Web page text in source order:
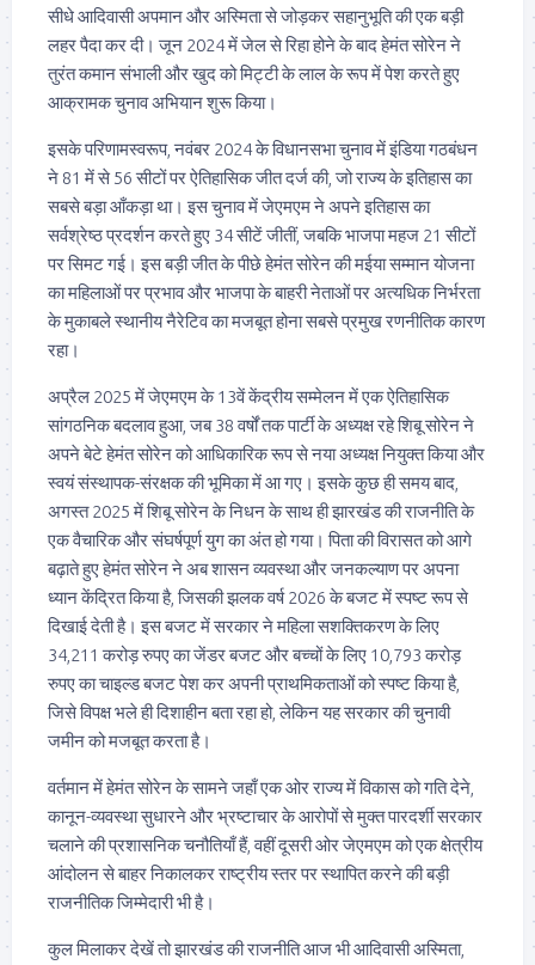
सीधे आदिवासी अपमान और अस्मिता से जोड़कर सहानुभूति की एक बड़ी
लहर पैदा कर दी। जून 2024 में जेल से रिहा होने के बाद हेमंत सोरेन ने
तुरंत कमान संभाली और खुद को मिट्टी के लाल के रूप में पेश करते हुए
आक्रामक चुनाव अभियान शुरू किया।
इसके परिणामस्वरूप, नवंबर 2024 के विधानसभा चुनाव में इंडिया गठबंधन
ने 81 में से 56 सीटों पर ऐतिहासिक जीत दर्ज की, जो राज्य के इतिहास का
सबसे बड़ा आँकड़ा था। इस चुनाव में जेएमएम ने अपने इतिहास का
सर्वश्रेष्ठ प्रदर्शन करते हुए 34 सीटें जीतीं, जबकि भाजपा महज 21 सीटों
पर सिमट गई। इस बड़ी जीत के पीछे हेमंत सोरेन की मईया सम्मान योजना
का महिलाओं पर प्रभाव और भाजपा के बाहरी नेताओं पर अत्यधिक निर्भरता
के मुकाबले स्थानीय नैरेटिव का मजबूत होना सबसे प्रमुख रणनीतिक कारण
रहा।
अप्रैल 2025 में जेएमएम के 13वें केंद्रीय सम्मेलन में एक ऐतिहासिक
सांगठनिक बदलाव हुआ, जब 38 वर्षों तक पार्टी के अध्यक्ष रहे शिबू सोरेन ने
अपने बेटे हेमंत सोरेन को आधिकारिक रूप से नया अध्यक्ष नियुक्त किया और
स्वयं संस्थापक-संरक्षक की भूमिका में आ गए। इसके कुछ ही समय बाद,
अगस्त 2025 में शिबू सोरेन के निधन के साथ ही झारखंड की राजनीति के
एक वैचारिक और संघर्षपूर्ण युग का अंत हो गया। पिता की विरासत को आगे
बढ़ाते हुए हेमंत सोरेन ने अब शासन व्यवस्था और जनकल्याण पर अपना
ध्यान केंद्रित किया है, जिसकी झलक वर्ष 2026 के बजट में स्पष्ट रूप से
दिखाई देती है। इस बजट में सरकार ने महिला सशक्तिकरण के लिए
34,211 करोड़ रुपए का जेंडर बजट और बच्चों के लिए 10,793 करोड़
रुपए का चाइल्ड बजट पेश कर अपनी प्राथमिकताओं को स्पष्ट किया है,
जिसे विपक्ष भले ही दिशाहीन बता रहा हो, लेकिन यह सरकार की चुनावी
जमीन को मजबूत करता है।
वर्तमान में हेमंत सोरेन के सामने जहाँ एक ओर राज्य में विकास को गति देने,
कानून-व्यवस्था सुधारने और भ्रष्टाचार के आरोपों से मुक्त पारदर्शी सरकार
चलाने की प्रशासनिक चनौतियाँ हैं, वहीं दूसरी ओर जेएमएम को एक क्षेत्रीय
आंदोलन से बाहर निकालकर राष्ट्रीय स्तर पर स्थापित करने की बड़ी
राजनीतिक जिम्मेदारी भी है।
कुल मिलाकर देखें तो झारखंड की राजनीति आज भी आदिवासी अस्मिता,